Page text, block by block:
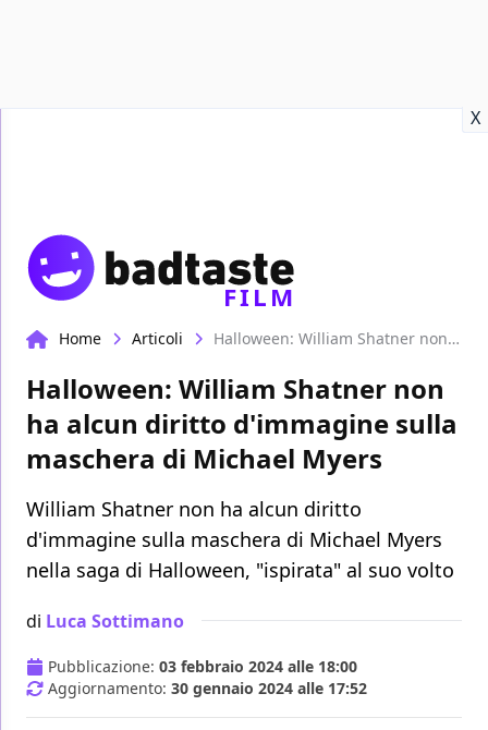
X
FILM
Home Articoli Halloween: William Shatner non ha alcun diritto d'immagine sulla maschera di Michael Myers
Halloween: William Shatner non
ha alcun diritto d'immagine sulla
maschera di Michael Myers
William Shatner non ha alcun diritto
d'immagine sulla maschera di Michael Myers
nella saga di Halloween, "ispirata" al suo volto
di Luca Sottimano
Pubblicazione: 03 febbraio 2024 alle 18:00
Aggiornamento: 30 gennaio 2024 alle 17:52